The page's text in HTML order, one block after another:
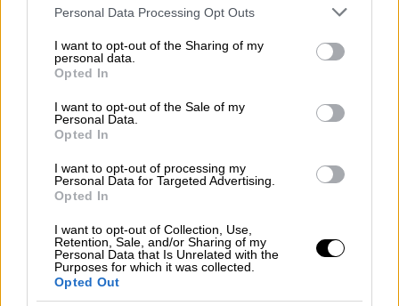
Please note that this website/app uses one or more Google
not limited to your visit or usage behaviour. You may click to
grant or deny consent to Google and its third-party tags to
use your data for below specified purposes in below Google
consent section.
Personal Data Processing Opt Outs
I want to opt-out of the Sharing of my
personal data.
Opted In
I want to opt-out of the Sale of my
Personal Data.
Opted In
I want to opt-out of processing my
Personal Data for Targeted Advertising.
Opted In
I want to opt-out of Collection, Use,
Retention, Sale, and/or Sharing of my
Personal Data that Is Unrelated with the
Purposes for which it was collected.
Opted Out
από περισσότερες από χίλιες -
κινηματογραφικές, τηλεοπτικές,
μουσικοακουστικές - πηγές.
Με επίσημη πρεμιέρα στοΦεστιβάλ
Βερολίνου του 2023
(μεταξύ των οποίων και στοΦεστιβάλ
κινηματογράφου της Θεσσαλονίκης
περασμένο Νοέμβριο), διθυραμβικές
κριτικές και βραβεία, η πιο πρόσφατη
μεγάλου μήκους ταινία των Soda Jerk θα
προβληθεί για πρώτη φορά στην Αθήνα, στον